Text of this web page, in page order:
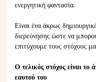
ενεργητική φαντασία.
Είναι ένα άκρως
διερεύνησης ώστε να
επιτύχουμε τους στόχους
Ο τελικός στόχος είναι το
εαυτού του